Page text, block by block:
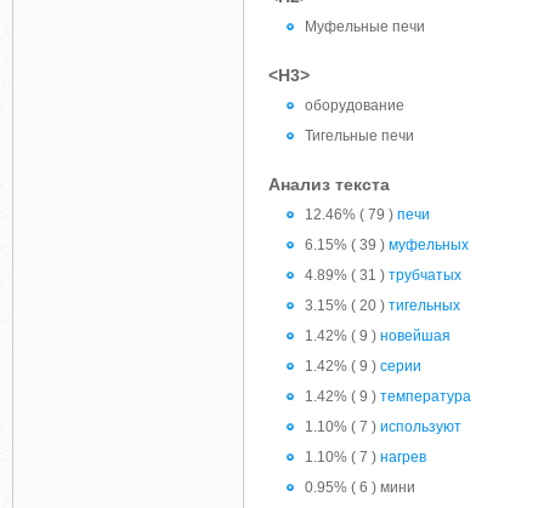
Муфельные печи
<H3>
оборудование
Тигельные печи
Анализ текста
12.46% ( 79 ) печи
6.15% ( 39 ) муфельных
4.89% ( 31 ) трубчатых
3.15% ( 20 ) тигельных
1.42% ( 9 ) новейшая
1.42% ( 9 ) серии
1.42% ( 9 ) температура
1.10% ( 7 ) используют
1.10% ( 7 ) нагрев
0.95% ( 6 ) мини